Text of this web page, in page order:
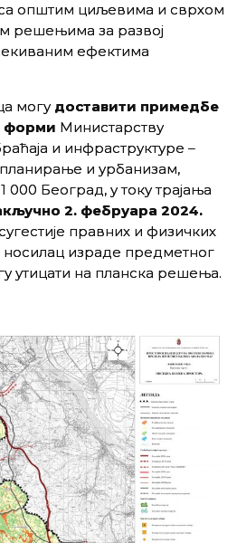
општим циљевима и сврхом
решењима за развој
ефектима
могу доставити примедбе
форми Министарству
и инфраструктуре –
и урбанизам,
000 Београд, у току трајања
2. фебруара 2024.
правних и физичких
носилац израде предметног
утицати на планска решења.